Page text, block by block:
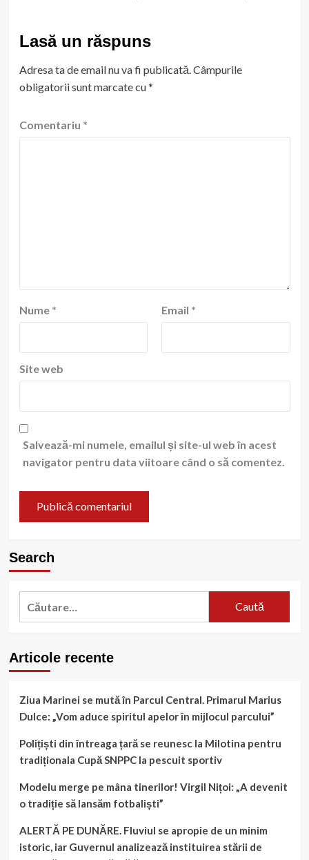
Lasă un răspuns
Adresa ta de email nu va fi publicată.Câmpurile
obligatorii sunt marcate cu*
Comentariu *
Nume * Email *
Site web
Salvează-mi numele, emailul și site-ul web în acest
navigator pentru data viitoare când o să comentez.
Search
Caută
Articole recente
Ziua Marinei se mută în Parcul Central. Primarul Marius
Dulce: „Vom aduce spiritul apelor în mijlocul parcului”
Polițiști din întreaga țară se reunesc la Milotina pentru
tradiționala Cupă SNPPC la pescuit sportiv
Modelu merge pe mâna tinerilor! Virgil Nițoi: „A devenit
o tradiție să lansăm fotbaliști”
ALERTĂ PE DUNĂRE. Fluviul se apropie de un minim
istoric, iar Guvernul analizează instituirea stării de